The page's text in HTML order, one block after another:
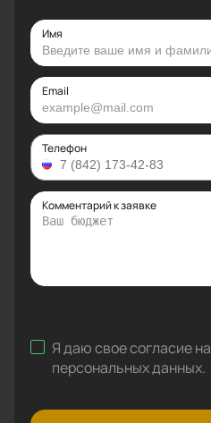
Имя
Email
Телефон
Комментарий к заявке
Я даю свое согласие на
персональных данных.